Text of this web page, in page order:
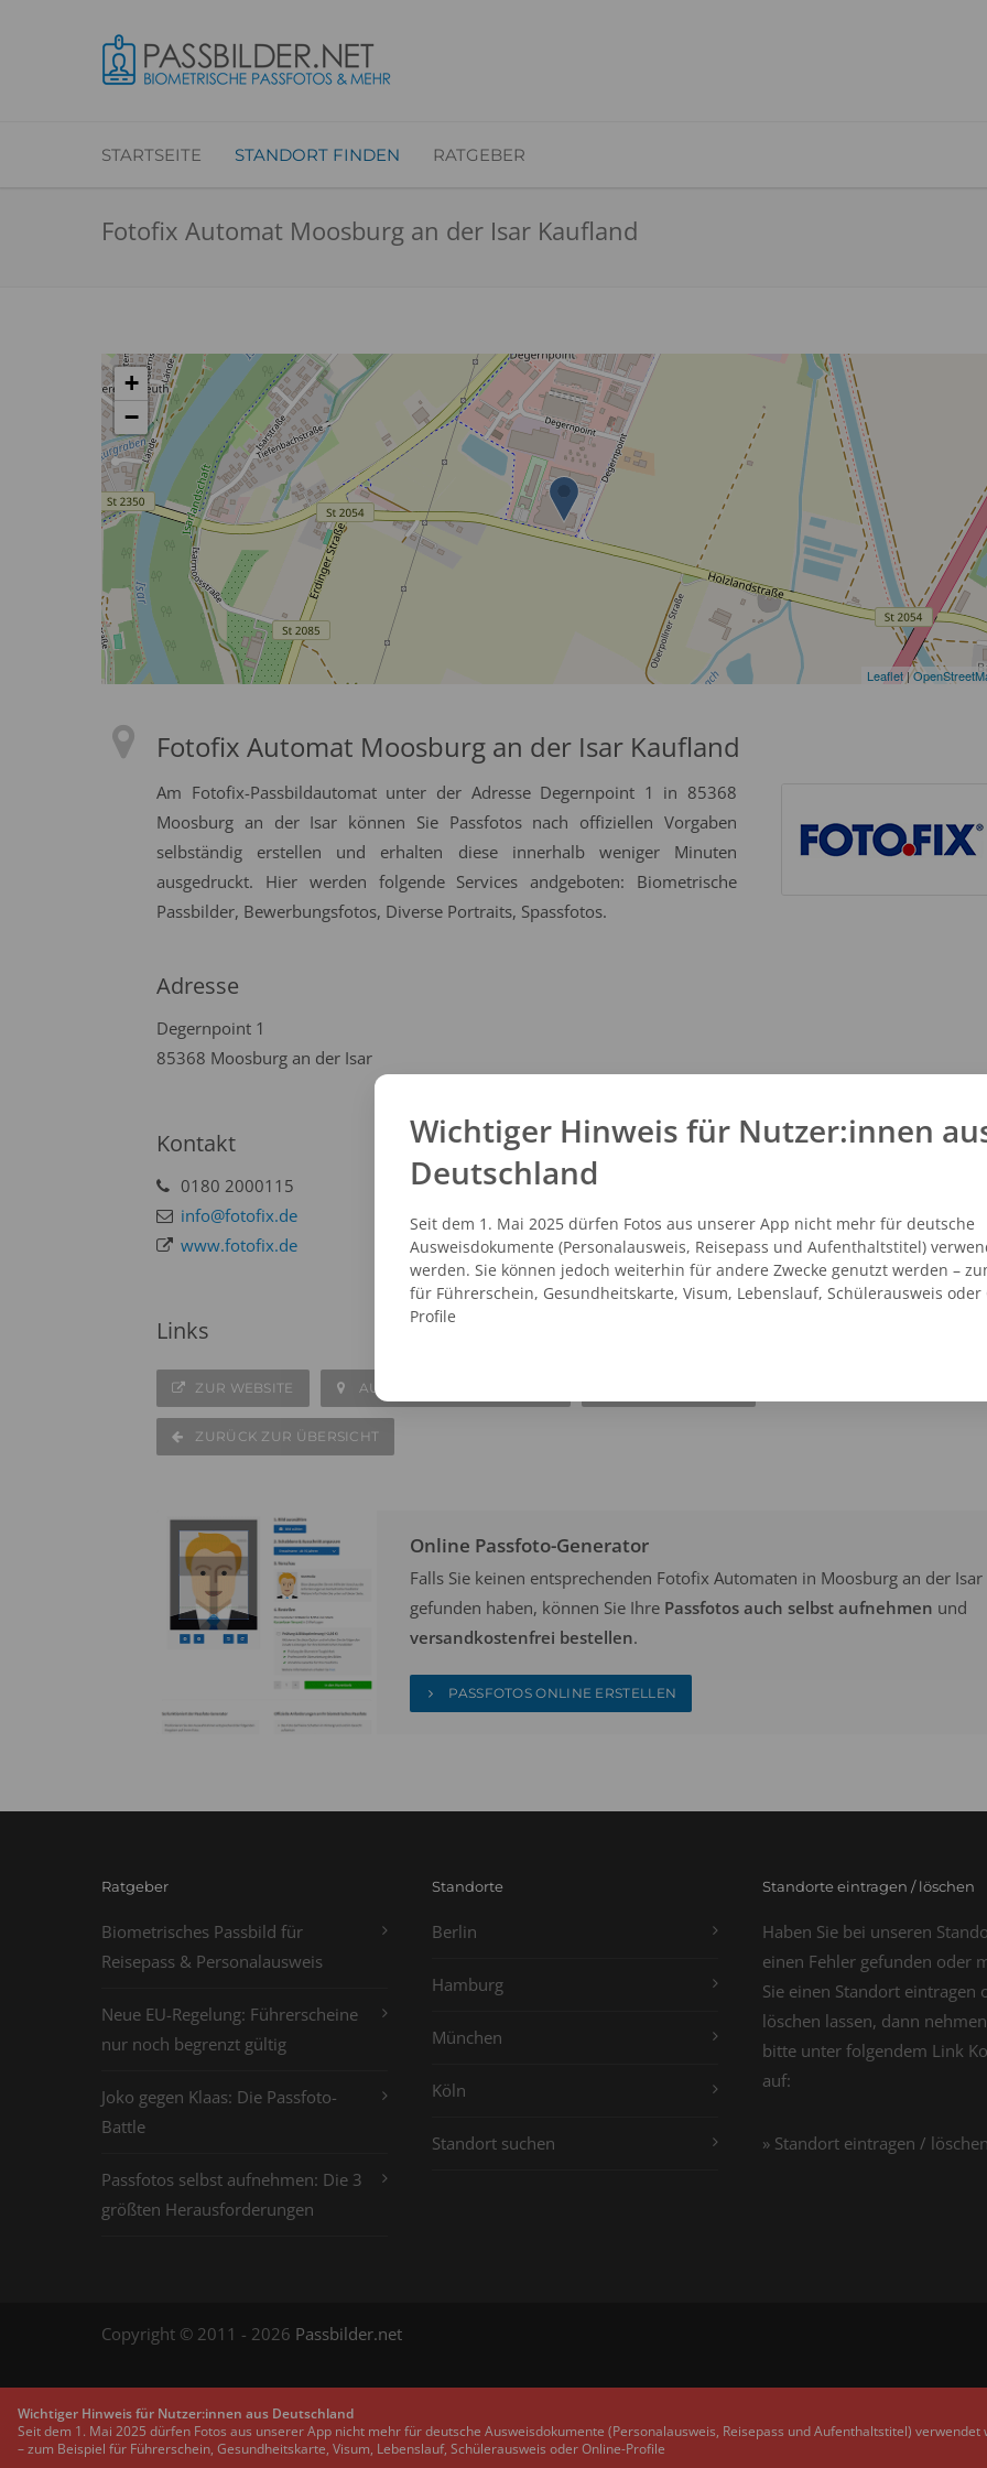
STARTSEITE STANDORT FINDEN RATGEBER
Fotofix Automat Moosburg an der Isar Kaufland
+
−
Leaflet|
Fotofix Automat Moosburg an der Isar Kaufland
Am Fotofix-Passbildautomat unter der Adresse Degernpoint 1 in 85368
Moosburg an der Isar können Sie Passfotos nach offiziellen Vorgaben
selbständig erstellen und erhalten diese innerhalb weniger Minuten
ausgedruckt. Hier werden folgende Services andgeboten: Biometrische
Passbilder, Bewerbungsfotos, Diverse Portraits, Spassfotos.
Adresse
Degernpoint 1
85368 Moosburg an der Isar
Kontakt
0180 2000115
info@fotofix.de
www.fotofix.de
Links
ZUR WEBSITE AUF DER KARTE ANZEIGEN
ZURÜCK ZUR ÜBERSICHT
Online Passfoto-Generator
Falls Sie keinen entsprechenden Fotofix Automaten in Moosburg an der Isar
gefunden haben, können Sie Ihre Passfotos auch selbst aufnehmen und
versandkostenfrei bestellen.
PASSFOTOS ONLINE ERSTELLEN
Ratgeber
Biometrisches Passbild für
Reisepass & Personalausweis
Neue EU-Regelung: Führerscheine
nur noch begrenzt gültig
Joko gegen Klaas: Die Passfoto-
Battle
Passfotos selbst aufnehmen: Die 3
größten Herausforderungen
Standorte
Berlin
Hamburg
München
Köln
Standort suchen
Standorte eintragen / löschen
Haben Sie bei unseren
einen Fehler gefunden oder
Sie einen Standort eintragen
löschen lassen, dann
bitte unter folgendem Link
auf:
» Standort eintragen / löschen
Copyright © 2011 - 2026 Passbilder.net
Wichtiger Hinweis für Nutzer:innen aus Deutschland
Seit dem 1. Mai 2025 dürfen Fotos aus unserer App nicht mehr für deutsche Ausweisdokumente (Personalausweis, Reisepass und Aufenthaltstitel)
– zum Beispiel für Führerschein, Gesundheitskarte, Visum, Lebenslauf, Schülerausweis oder Online-Profile
Wichtiger Hinweis für Nutzer:innen
Deutschland
Seit dem 1. Mai 2025 dürfen Fotos aus unserer App nicht mehr für deutsche
Ausweisdokumente (Personalausweis, Reisepass und Aufenthaltstitel)
werden. Sie können jedoch weiterhin für andere Zwecke genutzt werden –
für Führerschein, Gesundheitskarte, Visum, Lebenslauf, Schülerausweis oder
Profile